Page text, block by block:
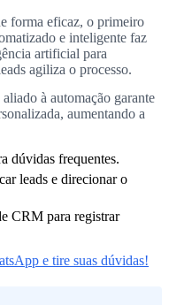
forma eficaz, o primeiro
e inteligente faz
artificial para
agiliza o processo.
à automação garante
aumentando a
dúvidas frequentes.
leads e direcionar o
CRM para registrar
e tire suas dúvidas!